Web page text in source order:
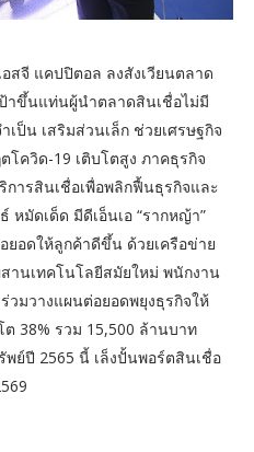
สจี แคปปิตอล ลงสังเวียนตลาด
าขึ้นแท่นผู้นำตลาดสินเชื่อไม่มี
ป็น เสริมส่วนเล็ก ช่วยเศรษฐกิจ
โควิด-19 เติบโตสูง ภาคธุรกิจ
ารสินเชื่อเพื่อพลิกฟื้นธุรกิจและ
หมัดเด็ด มีดีเอ็นเอ “รากหญ้า”
ยอดให้ลูกค้าดีขึ้น ด้วยเครือข่าย
านเทคโนโลยีสมัยใหม่ พนักงาน
มวางแผนต่อยอดพยุงธุรกิจให้
38% รวม 15,500 ล้านบาท
ย์ปี 2565 นี้ เล็งปั้นพอร์ตสินเชื่อ